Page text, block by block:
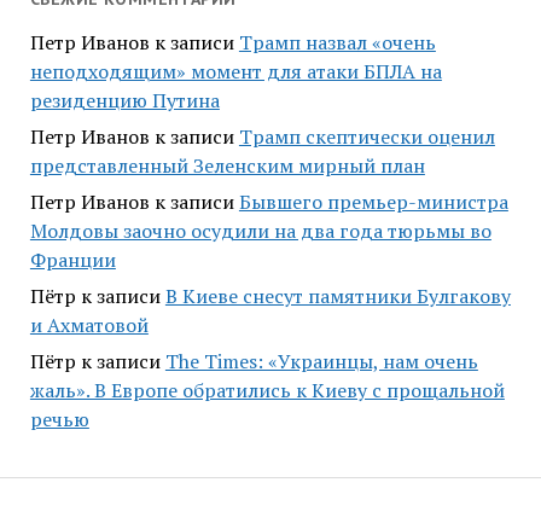
Петр Иванов к записи Трамп назвал «очень
неподходящим» момент для атаки БПЛА на
резиденцию Путина
Петр Иванов к записи Трамп скептически оценил
представленный Зеленским мирный план
Петр Иванов к записиБывшего премьер-министра
Молдовы заочно осудили на два года тюрьмы во
Франции
Пётр к записиВ Киеве снесут памятники Булгакову
и Ахматовой
Пётр к записи Тhe Times: «Украинцы, нам очень
жаль». В Европе обратились к Киеву с прощальной
речью